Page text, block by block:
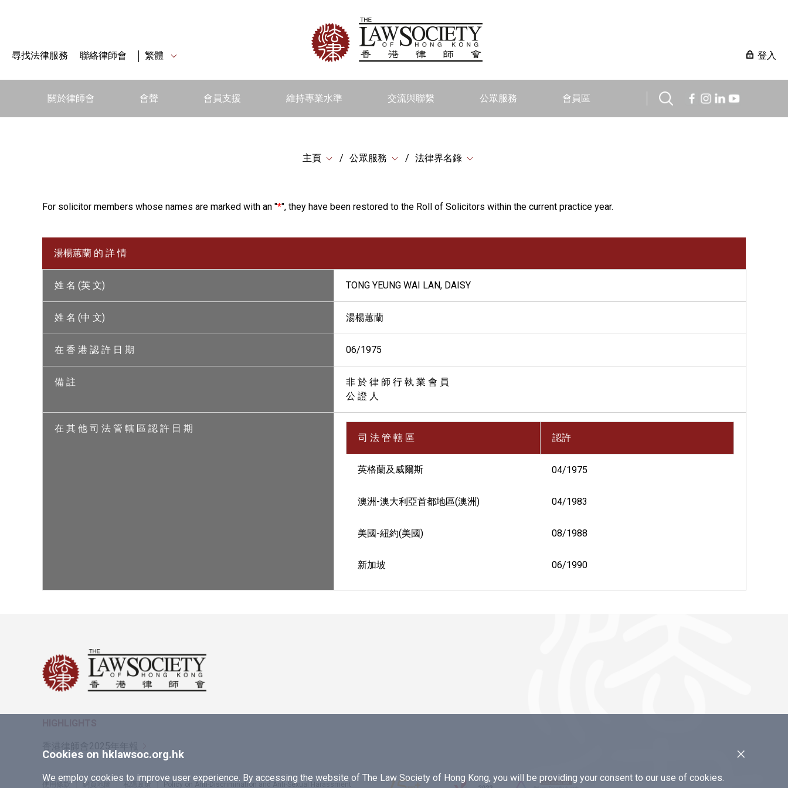
尋找法律服務 聯絡律師會 繁體 登入
關於律師會 會聲 會員支援 維持專業水準 交流與聯繫 公眾服務 會員區
主頁 公眾服務 法律界名錄
For solicitor members whose names are marked with an "*", they have been restored to the Roll of Solicitors within the current practice year.
湯楊蕙蘭 的 詳 情
姓 名 (英 文) TONG YEUNG WAI LAN, DAISY
姓 名 (中 文) 湯楊蕙蘭
在 香 港 認 許 日 期 06/1975
備 註
非 於 律 師 行 執 業 會 員
公 證 人
在 其 他 司 法 管 轄 區 認 許 日 期
司 法 管 轄 區
認許
英格蘭及威爾斯 04/1975
澳洲-澳大利亞首都地區(澳洲) 04/1983
美國-紐約(美國) 08/1988
新加坡 06/1990
×
Cookies on hklawsoc.org.hk
We employ cookies to improve user experience. By accessing the website of The Law Society of Hong Kong, you will be providing your consent to our use of cookies.
香港律師會2025年年報
網頁地圖 私隱政策 Policy on Anti-Discrimination and Anti-Sexual Harassment